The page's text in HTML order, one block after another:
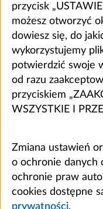
przycisk
możesz otworzyć
dowiesz się, do
wykorzystujemy
potwierdzić swoje
od razu
przyciskiem
WSZYSTKIE I
Zmiana ustawień
o ochronie danych
ochronie praw
cookies dostępne
prywatności.